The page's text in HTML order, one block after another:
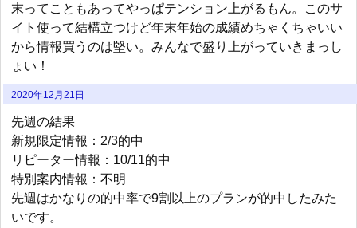
末ってこともあってやっぱテンション上がるもん。このサ
イト使って結構立つけど年末年始の成績めちゃくちゃいい
から情報買うのは堅い。みんなで盛り上がっていきまっし
ょい！
2020年12月21日
先週の結果
新規限定情報：2/3的中
リピーター情報：10/11的中
特別案内情報：不明
先週はかなりの的中率で9割以上のプランが的中したみた
いです。